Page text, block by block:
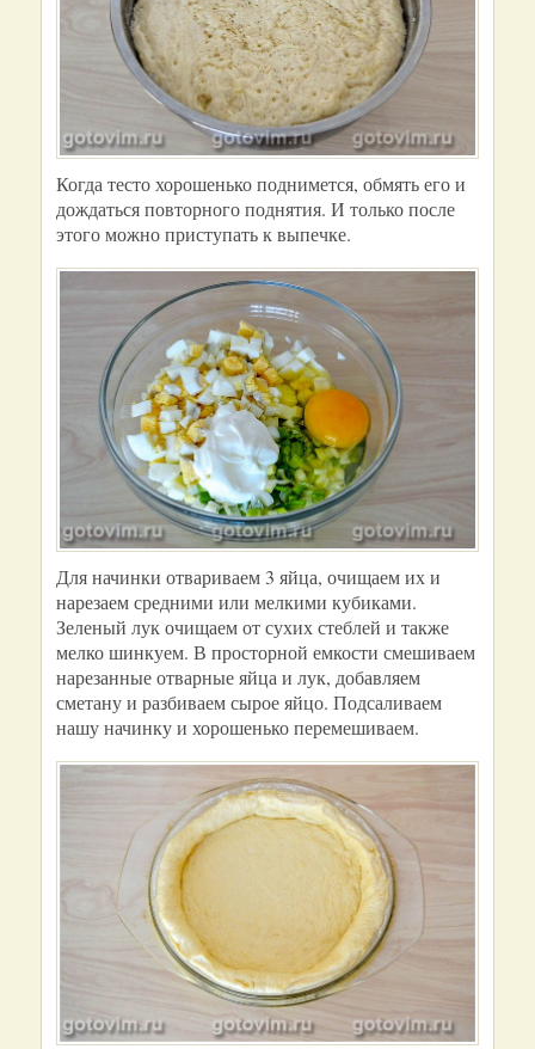
Когда тесто хорошенько поднимется, обмять его и
дождаться повторного поднятия. И только после
этого можно приступать к выпечке.
Для начинки отвариваем 3 яйца, очищаем их и
нарезаем средними или мелкими кубиками.
Зеленый лук очищаем от сухих стеблей и также
мелко шинкуем. В просторной емкости смешиваем
нарезанные отварные яйца и лук, добавляем
сметану и разбиваем сырое яйцо. Подсаливаем
нашу начинку и хорошенько перемешиваем.